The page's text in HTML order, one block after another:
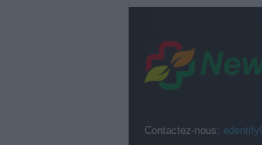
Contactez-nous: